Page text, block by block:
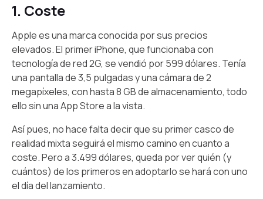
1. Coste
Apple es una marca conocida por sus precios
elevados. El primer iPhone, que funcionaba con
tecnología de red 2G, se vendió por 599 dólares. Tenía
una pantalla de 3,5 pulgadas y una cámara de 2
megapíxeles, con hasta 8 GB de almacenamiento, todo
ello sin una App Store a la vista.
Así pues, no hace falta decir que su primer casco de
realidad mixta seguirá el mismo camino en cuanto a
coste. Pero a 3.499 dólares, queda por ver quién (y
cuántos) de los primeros en adoptarlo se hará con uno
el día del lanzamiento.